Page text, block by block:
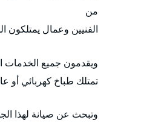
من
الفنيين وعمال يمتلكون
ويقدمون جميع الخدمات
تمتلك طباخ كهربائي أو
وتبحث عن صيانة لهذا